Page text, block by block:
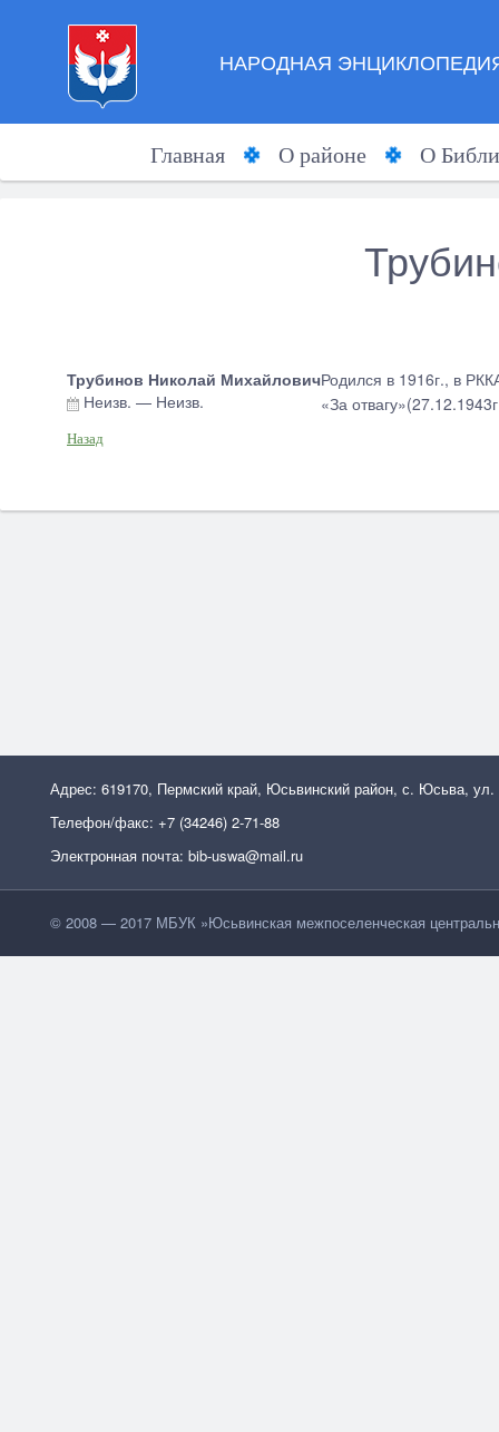
НАРОДНАЯ
Главная О районе О
Трубинов Николай Михайлович
Неизв. — Неизв.
Родился в 1916г., в
«За
Назад
Адрес: 619170, Пермский край, Юсьвинский район, с. Юсьва, ул.
Телефон/факс: +7 (34246) 2-71-88
Электронная почта: bib-uswa@mail.ru
© 2008 — 2017 МБУК »Юсьвинская межпоселенческая